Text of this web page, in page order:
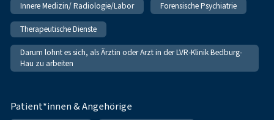
Innere Medizin/ Radiologie/Labor Forensische Psychiatrie
Therapeutische Dienste
Darum lohnt es sich, als Ärztin oder Arzt in der LVR-Klinik Bedburg-
Hau zu arbeiten
Patient*innen & Angehörige